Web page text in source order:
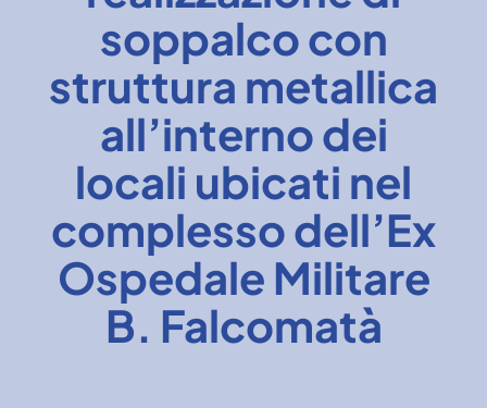
soppalco con
struttura metallica
all’interno dei
locali ubicati nel
complesso dell’Ex
Ospedale Militare
B. Falcomatà